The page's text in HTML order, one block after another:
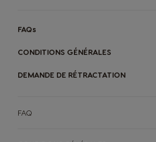
FAQs
CONDITIONS GÉNÉRALES
DEMANDE DE RÉTRACTATION
FAQ